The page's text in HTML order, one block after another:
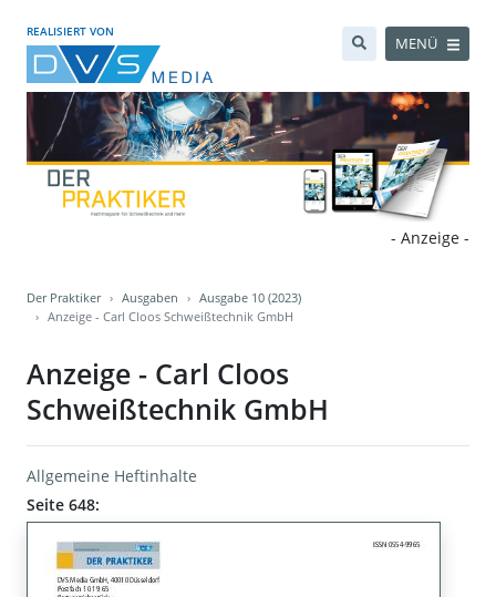
REALISIERT VON
MENÜ
- Anzeige -
Der Praktiker Ausgaben
Ausgabe 10 (2023)
Anzeige - Carl Cloos Schweißtechnik GmbH
Anzeige - Carl Cloos
Schweißtechnik GmbH
Allgemeine Heftinhalte
Seite 648: